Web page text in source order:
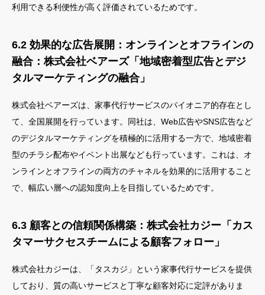
利用できる利便性が高く評価されているためです。
6.2 効果的な広告展開：オンラインとオフラインの
融合：株式会社ベアーズ「地域密着型広告とデジ
タルマーケティングの融合」
株式会社ベアーズは、家事代行サービスのパイオニア的存在とし
て、全国展開を行っています。同社は、Web広告やSNS広告など
のデジタルマーケティングを積極的に活用する一方で、地域密着
型のチラシ配布やイベント出展なども行っています。これは、オ
ンラインとオフラインの両方のチャネルを効果的に活用すること
で、幅広い層への認知度向上を目指しているためです。
6.3 顧客との信頼関係構築：株式会社カジー「カス
タマーサクセスチームによる顧客フォロー」
株式会社カジーは、「タスカジ」という家事代行サービスを提供
しており、質の高いサービスと丁寧な顧客対応に定評がありま